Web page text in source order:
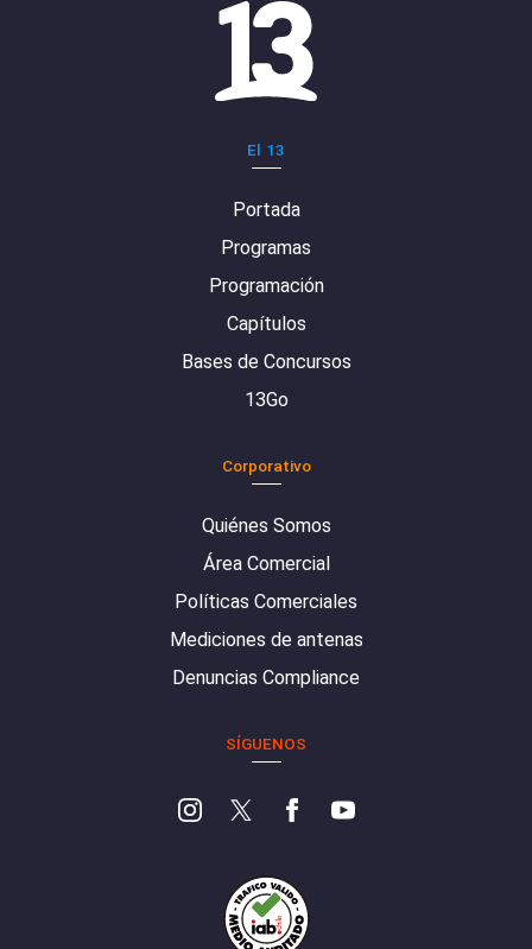
El 13
Portada
Programas
Programación
Capítulos
Bases de Concursos
13Go
Corporativo
Quiénes Somos
Área Comercial
Políticas Comerciales
Mediciones de antenas
Denuncias Compliance
SÍGUENOS